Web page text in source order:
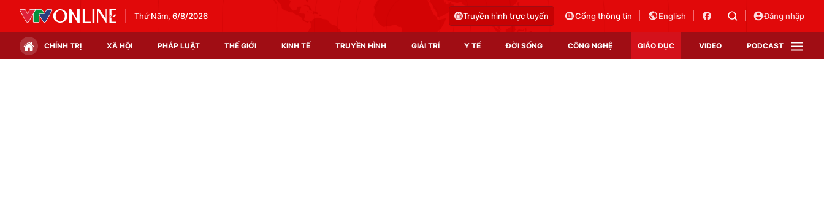
Thứ Năm, 6/8/2026 Truyền hình trực tuyến Cổng thông tin English Đăng nhập
CHÍNH TRỊ XÃ HỘI PHÁP LUẬT THẾ GIỚI KINH TẾ TRUYỀN HÌNH GIẢI TRÍ Y TẾ ĐỜI SỐNG CÔNG NGHỆ GIÁO DỤC VIDEO PODCAST